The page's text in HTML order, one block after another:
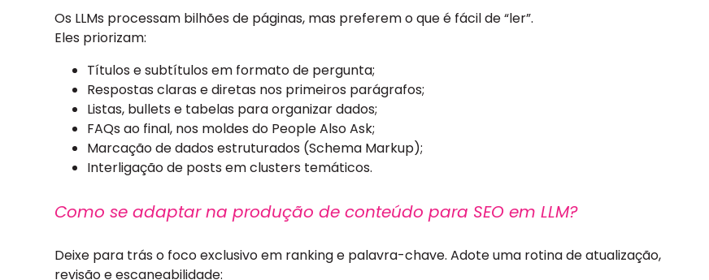
Os LLMs processam bilhões de páginas, mas preferem o que é fácil de “ler”.
Eles priorizam:
Títulos e subtítulos em formato de pergunta;
Respostas claras e diretas nos primeiros parágrafos;
Listas, bullets e tabelas para organizar dados;
FAQs ao final, nos moldes do People Also Ask;
Marcação de dados estruturados (Schema Markup);
Interligação de posts em clusters temáticos.
Como se adaptar na produção de conteúdo para SEO em LLM?
Deixe para trás o foco exclusivo em ranking e palavra-chave. Adote uma rotina de atualização,
revisão e escaneabilidade: